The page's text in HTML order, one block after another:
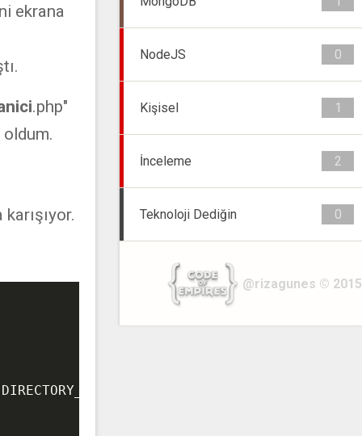
ekrana
.php"
NodeJS 0
Kişisel 1
İnceleme 2
Teknoloji Dediğin 0
@rizagunes © 2015